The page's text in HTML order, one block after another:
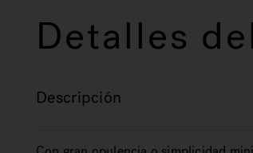
Detalles
Descripción